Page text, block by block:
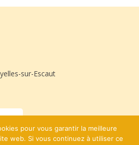
sur-Escaut
pour vous garantir la meilleure
web. Si vous continuez à utiliser ce